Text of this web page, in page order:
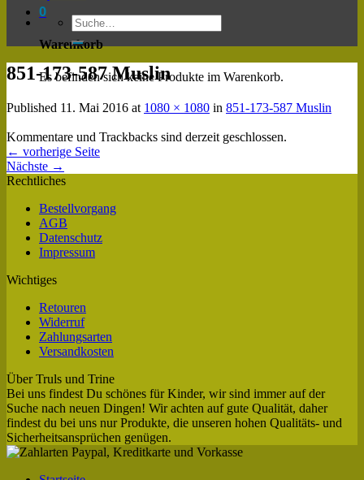
0
Warenkorb
Es befinden sich keine Produkte im Warenkorb.
851-173-587 Muslin
Published 11. Mai 2016 at 1080 × 1080 in 851-173-587 Muslin
Kommentare und Trackbacks sind derzeit geschlossen.
← vorherige Seite
Nächste →
Rechtliches
Bestellvorgang
AGB
Datenschutz
Impressum
Wichtiges
Retouren
Widerruf
Zahlungsarten
Versandkosten
Über Truls und Trine
Bei uns findest Du schönes für Kinder, wir sind immer auf der
Suche nach neuen Dingen! Wir achten auf gute Qualität, daher
findest du bei uns nur Produkte, die unseren hohen Qualitäts- und
Sicherheitsansprüchen genügen.